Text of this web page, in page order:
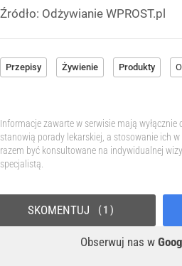
Źródło: Odżywianie WPROST.pl
Przepisy Żywienie Produkty
Informacje zawarte w serwisie mają
stanowią porady lekarskiej, a stosowanie ich
razem być konsultowane na indywidualnej
specjalistą.
Obserwuj nas w
SKOMENTUJ 1